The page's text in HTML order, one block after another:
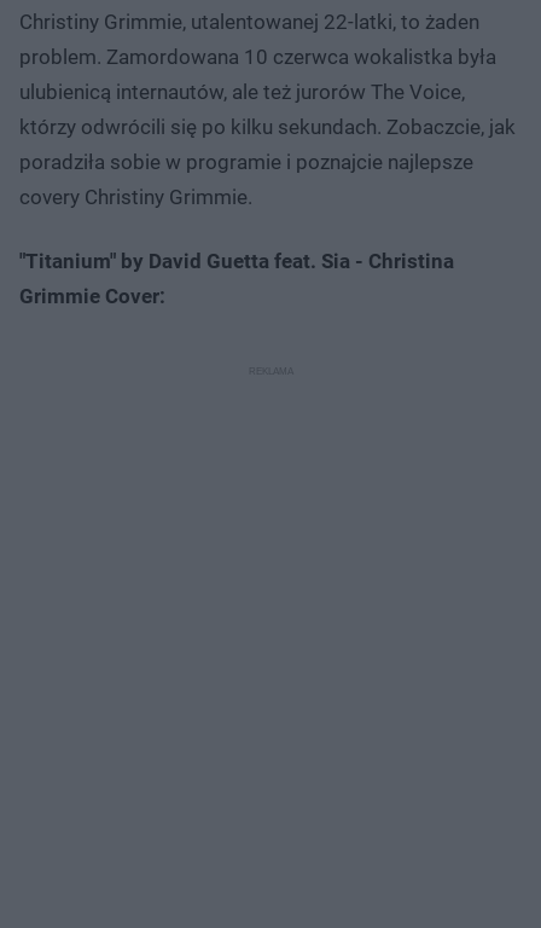
Christiny Grimmie, utalentowanej 22-latki, to żaden
problem. Zamordowana 10 czerwca wokalistka była
ulubienicą internautów, ale też jurorów The Voice,
którzy odwrócili się po kilku sekundach. Zobaczcie, jak
poradziła sobie w programie i poznajcie najlepsze
covery Christiny Grimmie.
"Titanium" by David Guetta feat. Sia - Christina
Grimmie Cover: